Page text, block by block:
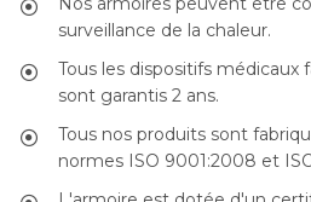
surveillance de la chaleur.
Tous les dispositifs médicaux
sont garantis 2 ans.
Tous nos produits sont
normes ISO 9001:2008 et